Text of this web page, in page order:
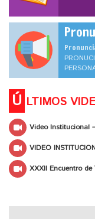
Ú LTIMOS
Video Institucional
VIDEO
XXXII Encuentro